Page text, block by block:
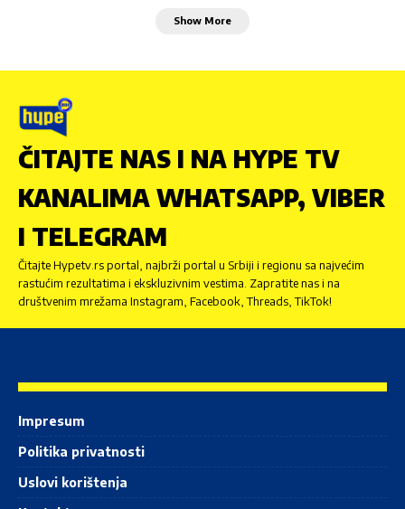
Show More
ČITAJTE NAS I NA HYPE TV
KANALIMA WHATSAPP, VIBER
I TELEGRAM
Čitajte Hypetv.rs portal, najbrži portal u Srbiji i regionu sa najvećim
rastućim rezultatima i ekskluzivnim vestima. Zapratite nas i na
društvenim mrežama Instagram, Facebook, Threads, TikTok!
Impresum
Politika privatnosti
Uslovi korištenja